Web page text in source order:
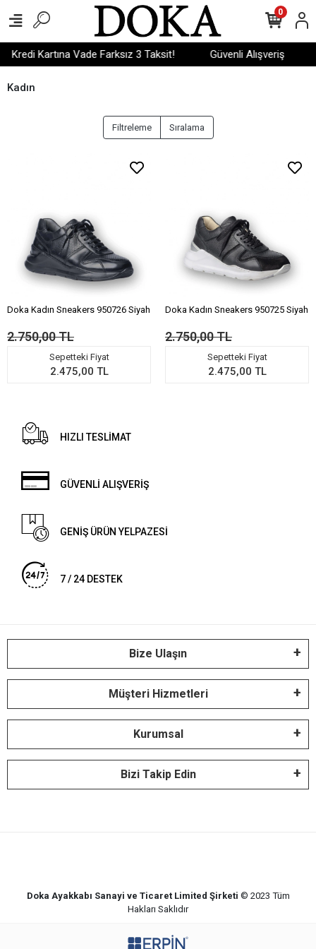
Kredi Kartına Vade Farksız 3 Taksit! Güvenli Alışveriş
0
Kadın
Filtreleme Sıralama
Doka Kadın Sneakers 950726 Siyah
2.750,00 TL
Sepetteki Fiyat
2.475,00 TL
Doka Kadın Sneakers 950725 Siyah
2.750,00 TL
Sepetteki Fiyat
2.475,00 TL
HIZLI TESLİMAT
GÜVENLİ ALIŞVERİŞ
GENİŞ ÜRÜN YELPAZESİ
7 / 24 DESTEK
Bize Ulaşın
Müşteri Hizmetleri
Kurumsal
Bizi Takip Edin
Doka Ayakkabı Sanayi ve Ticaret Limited Şirketi © 2023 Tüm
Hakları Saklıdır